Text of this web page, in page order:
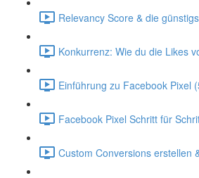
Relevancy Score & die
Konkurrenz: Wie du die Likes
Einführung zu Facebook Pixel
Facebook Pixel Schritt für
Custom Conversions erstellen